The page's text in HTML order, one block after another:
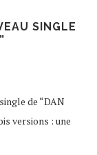
SINGLE
de “DAN
versions : une